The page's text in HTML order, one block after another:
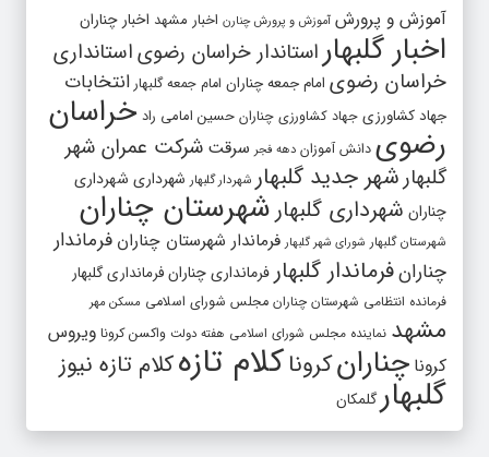
آموزش و پرورش آموزش و پرورش چنارن اخبار مشهد اخبار چناران
اخبار گلبهار استاندار خراسان رضویاستانداری
خراسان رضوی امام جمعه چناران امام جمعه گلبهار انتخابات
جهاد کشاورزی جهاد کشاورزی چناران حسین امامی راد خراسان
رضوی دانش آموزان دهه فجر سرقت شرکت عمران شهر
گلبهارشهر جدید گلبهار شهردار گلبهار شهرداری شهرداری
چناران شهرداری گلبهار شهرستان چناران
شهرستان گلبهار شورای شهر گلبهار فرماندار شهرستان چناران فرماندار
چنارانفرماندار گلبهار فرمانداری چنارانفرمانداری گلبهار
فرمانده انتظامی شهرستان چناران مجلس شورای اسلامی مسکن مهر
مشهد نماینده مجلس شورای اسلامی هفته دولت واکسن کرونا ویروس
کرونا چنارانکروناکلام تازهکلام تازه نیوز
گلبهارگلمکان